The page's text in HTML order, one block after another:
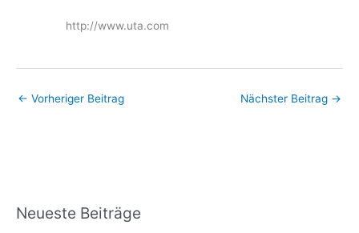
http://www.uta.com
← Vorheriger Beitrag Nächster Beitrag →
Neueste Beiträge